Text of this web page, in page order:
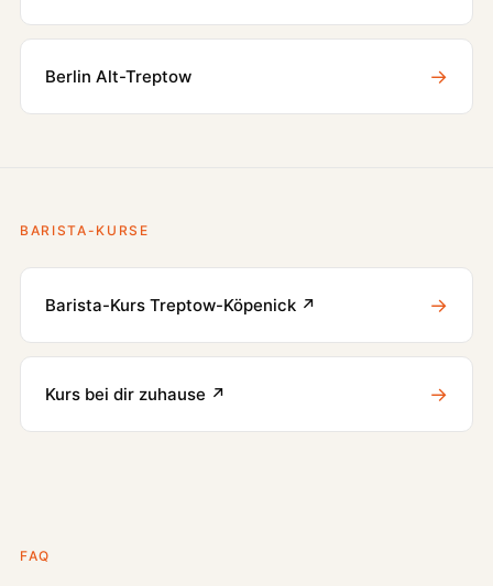
Berlin Alt-Treptow →
BARISTA-KURSE
Barista-Kurs Treptow-Köpenick ↗ →
Kurs bei dir zuhause ↗ →
FAQ